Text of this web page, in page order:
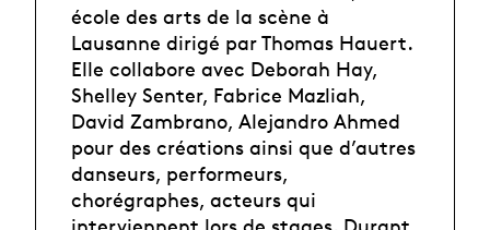
école des arts de la scène à
Lausanne dirigé par Thomas Hauert.
Elle collabore avec Deborah Hay,
Shelley Senter, Fabrice Mazliah,
David Zambrano, Alejandro Ahmed
pour des créations ainsi que d’autres
danseurs, performeurs,
chorégraphes, acteurs qui
interviennent lors de stages. Durant